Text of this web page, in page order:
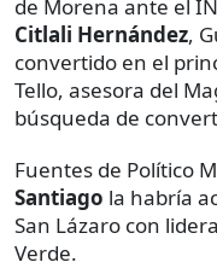
de Morena ante el
Citlali Hernández,
convertido en el
Tello, asesora del
búsqueda de
Fuentes de Político
Santiago la habría
San Lázaro con
Verde.